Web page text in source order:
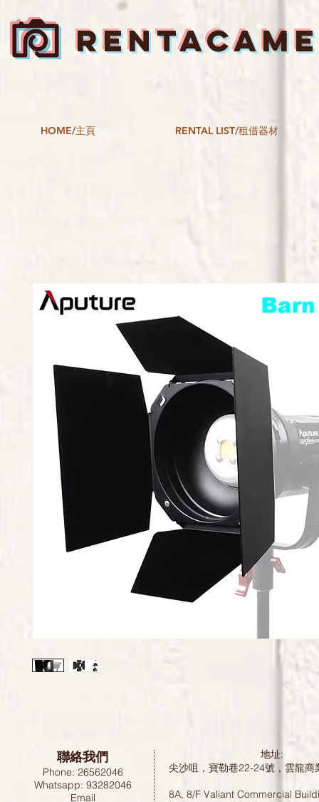
HOME/主頁 RENTAL LIST/租借器材
聯絡我們
Phone: 26562046
Whatsapp: 93282046
Email
地址:
尖沙咀，寶勒巷22-24號，雲龍
8A, 8/F Valiant Commercial